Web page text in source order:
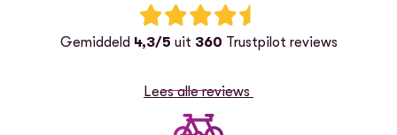
Beoordeling: 4.3 van 5 sterren
Gemiddeld 4,3/5 uit 360 Trustpilot reviews
Lees alle reviews